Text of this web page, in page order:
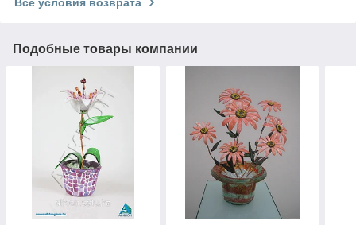
Подобные товары компании